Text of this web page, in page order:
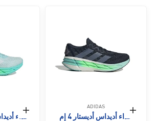
حدِّد الخيارات
ADIDAS
حذاء أديداس أديستار 4 إم حدِّد